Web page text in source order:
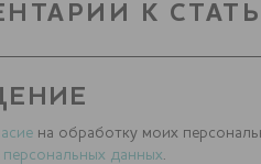
К
на обработку моих
данных.